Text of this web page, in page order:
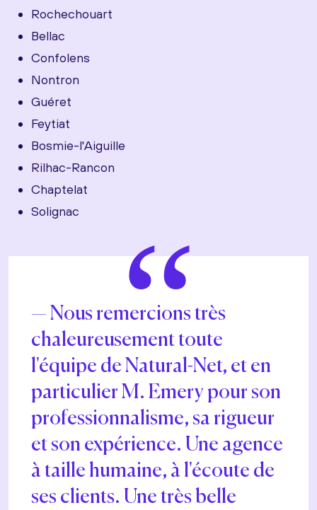
Rochechouart
Bellac
Confolens
Nontron
Guéret
Feytiat
Bosmie-l'Aiguille
Rilhac-Rancon
Chaptelat
Solignac
“
Nous remercions très
chaleureusement toute
l'équipe de Natural-Net, et en
particulier M. Emery pour son
professionnalisme, sa rigueur
et son expérience. Une agence
à taille humaine, à l'écoute de
ses clients. Une très belle